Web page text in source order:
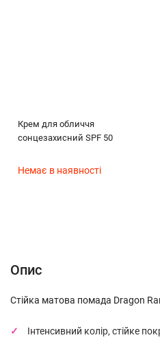
Крем для обличчя
сонцезахисний SPF 50
Немає в наявності
Опис
Стійка матова помада Dragon
Інтенсивний колір, стійке